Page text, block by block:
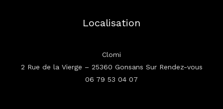
Localisation
Clomi
2 Rue de la Vierge – 25360 Gonsans Sur Rendez-vous
06 79 53 04 07